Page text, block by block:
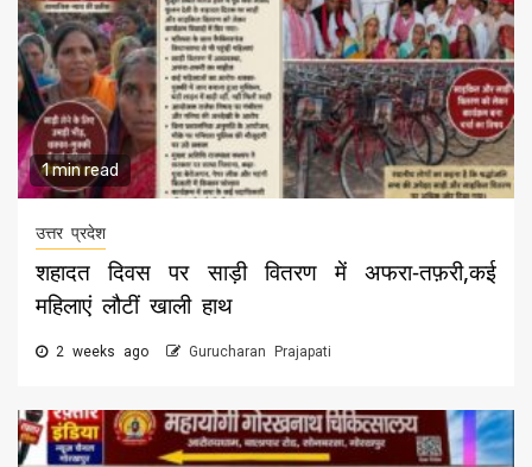
1 min read
उत्तर प्रदेश
शहादत दिवस पर साड़ी वितरण में अफरा-तफ़री,कई
महिलाएं लौटीं खाली हाथ
2 weeks ago Gurucharan Prajapati